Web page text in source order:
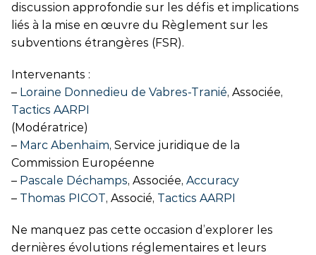
discussion approfondie sur les défis et implications
liés à la mise en œuvre du Règlement sur les
subventions étrangères (FSR).
Intervenants :
– Loraine Donnedieu de Vabres-Tranié, Associée,
Tactics AARPI
(Modératrice)
– Marc Abenhaïm, Service juridique de la
Commission Européenne
– Pascale Déchamps, Associée, Accuracy
– Thomas PICOT, Associé, Tactics AARPI
Ne manquez pas cette occasion d’explorer les
dernières évolutions réglementaires et leurs